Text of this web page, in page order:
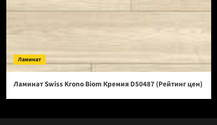
Ламинат
Ламинат Swiss Krono Biom Кремия D50487 (Рейтинг цен)